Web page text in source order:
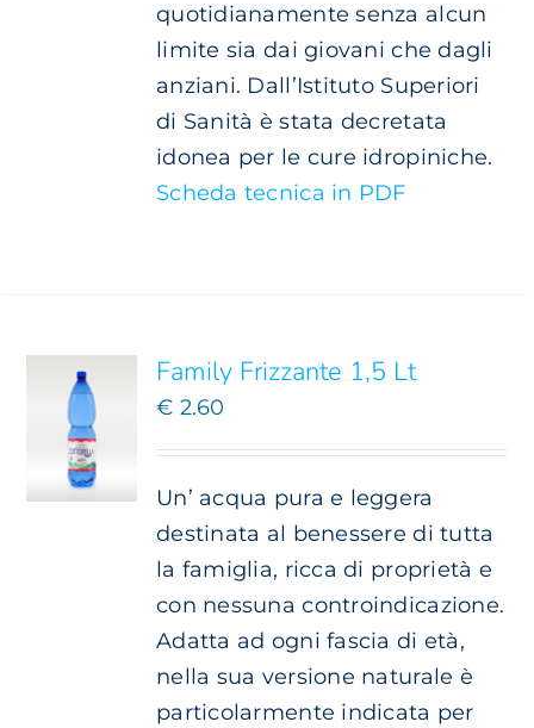
quotidianamente senza alcun
limite sia dai giovani che dagli
anziani. Dall’Istituto Superiori
di Sanità è stata decretata
idonea per le cure idropiniche.
Scheda tecnica in PDF
Family Frizzante 1,5 Lt
€ 2.60
Un’ acqua pura e leggera
destinata al benessere di tutta
la famiglia, ricca di proprietà e
con nessuna controindicazione.
Adatta ad ogni fascia di età,
nella sua versione naturale è
particolarmente indicata per